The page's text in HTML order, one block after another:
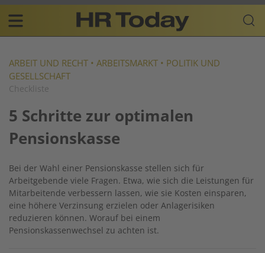
Skip
content
Plattform
für
Resources
navigation
DE
ARBEIT UND RECHT • ARBEITSMARKT • POLITIK UND
GESELLSCHAFT
Checkliste
5 Schritte zur optimalen
Pensionskasse
Bei der Wahl einer Pensionskasse stellen sich für
Arbeitgebende viele Fragen. Etwa, wie sich die Leistungen für
Mitarbeitende verbessern lassen, wie sie Kosten einsparen,
eine höhere Verzinsung erzielen oder Anlagerisiken
reduzieren können. Worauf bei einem
Pensionskassenwechsel zu achten ist.